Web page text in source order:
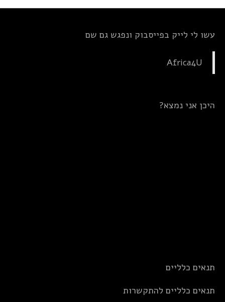
עשו לי לייק בפייסבוק ונפגש גם שם
Africa4U
היכן אני נמצא?
תנאים כלליים
תנאים כלליים להתקשרות